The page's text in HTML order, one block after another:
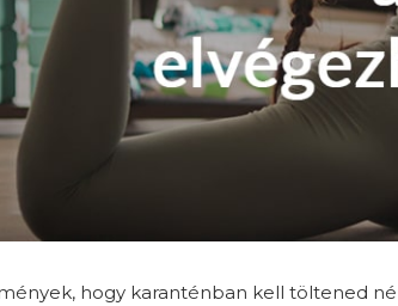
hogy karanténban kell töltened